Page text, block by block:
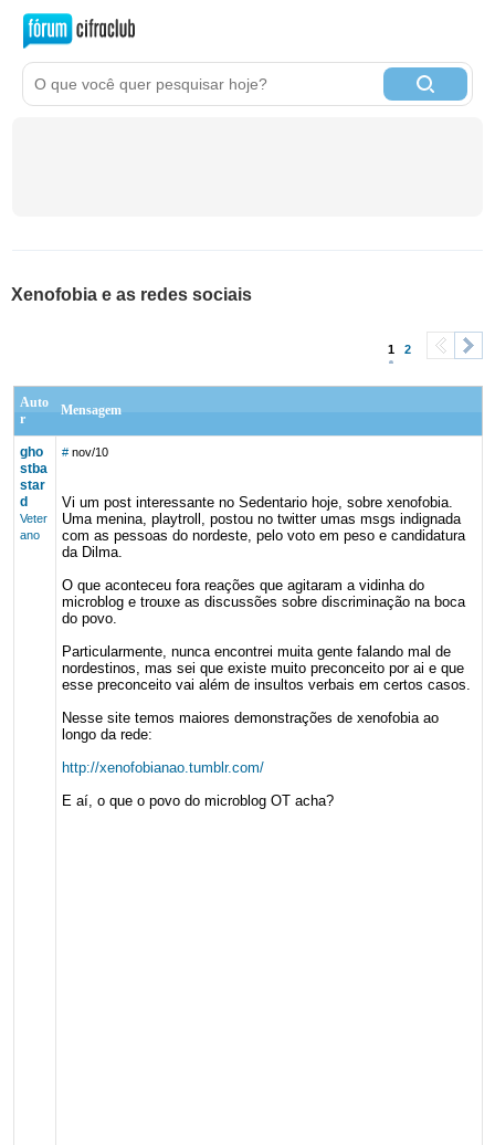
Xenofobia e as redes sociais
1 2
Auto
r
Mensagem
gho
stba
star
d
Veter
ano
# nov/10
Vi um post interessante no Sedentario hoje, sobre xenofobia.
Uma menina, playtroll, postou no twitter umas msgs indignada
com as pessoas do nordeste, pelo voto em peso e candidatura
da Dilma.
O que aconteceu fora reações que agitaram a vidinha do
microblog e trouxe as discussões sobre discriminação na boca
do povo.
Particularmente, nunca encontrei muita gente falando mal de
nordestinos, mas sei que existe muito preconceito por ai e que
esse preconceito vai além de insultos verbais em certos casos.
Nesse site temos maiores demonstrações de xenofobia ao
longo da rede:
http://xenofobianao.tumblr.com/
E aí, o que o povo do microblog OT acha?